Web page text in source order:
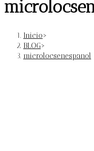
Inicio>
BLOG>
microlocsenespanol